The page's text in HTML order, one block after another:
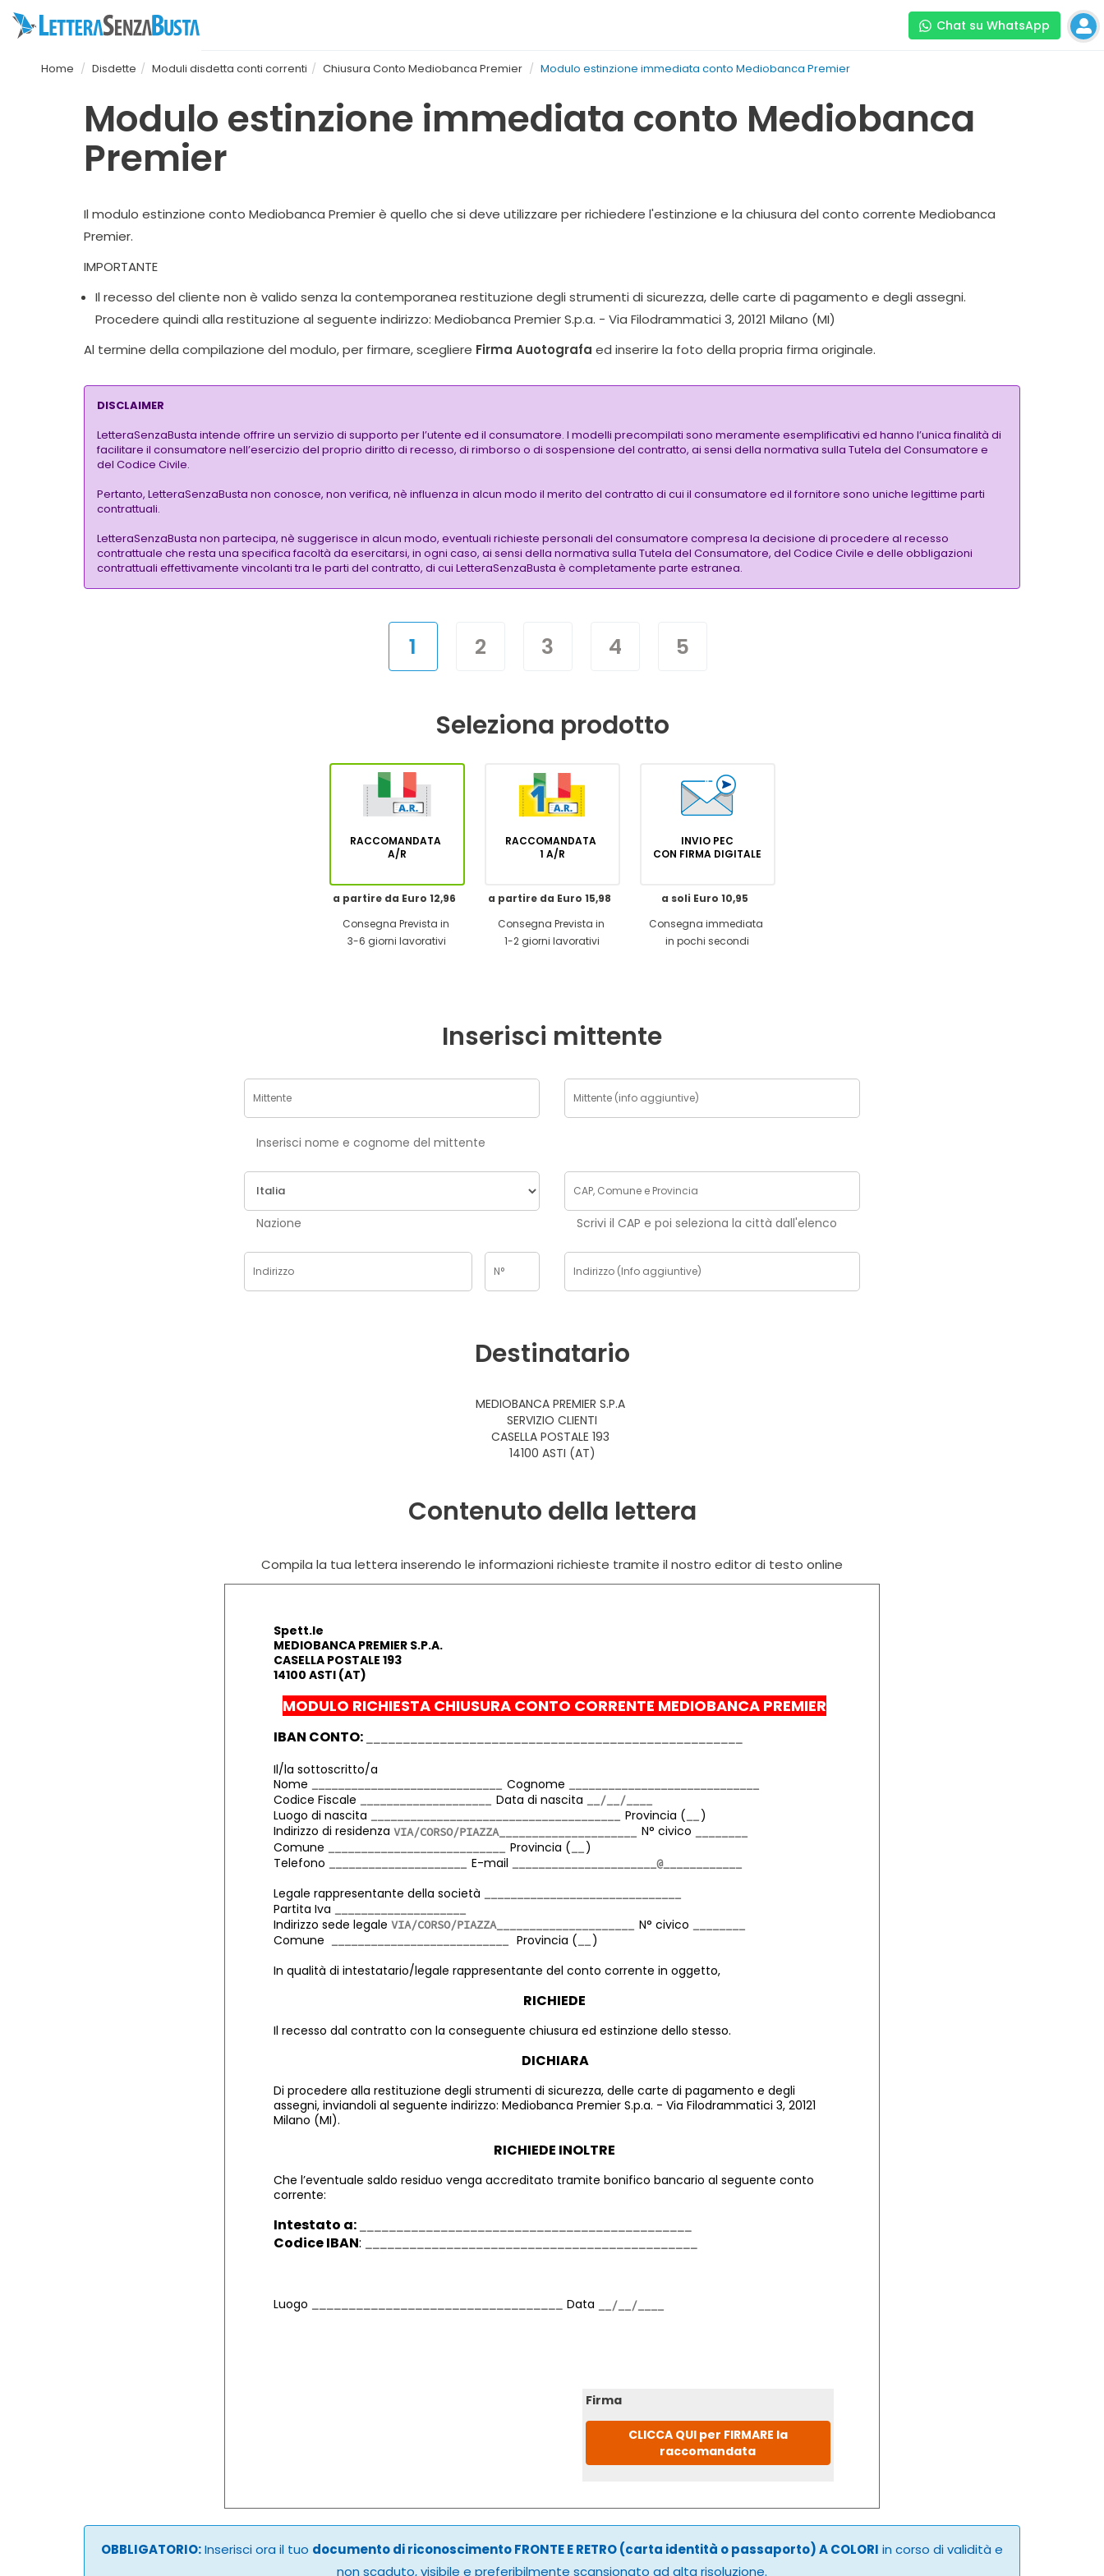
Chat su WhatsApp
Home Disdette Moduli disdetta conti correnti Chiusura Conto Mediobanca Premier Modulo estinzione immediata conto Mediobanca Premier
Modulo estinzione immediata conto Mediobanca
Premier
Il modulo estinzione conto Mediobanca Premier è quello che si deve utilizzare per richiedere l'estinzione e la chiusura del conto corrente Mediobanca
Premier.
IMPORTANTE
Il recesso del cliente non è valido senza la contemporanea restituzione degli strumenti di sicurezza, delle carte di pagamento e degli assegni.
Procedere quindi alla restituzione al seguente indirizzo: Mediobanca Premier S.p.a. - Via Filodrammatici 3, 20121 Milano (MI)
Al termine della compilazione del modulo, per firmare, scegliere Firma Auotografa ed inserire la foto della propria firma originale.
DISCLAIMER
LetteraSenzaBusta intende offrire un servizio di supporto per l’utente ed il consumatore. I modelli precompilati sono meramente esemplificativi ed hanno l’unica finalità di
facilitare il consumatore nell’esercizio del proprio diritto di recesso, di rimborso o di sospensione del contratto, ai sensi della normativa sulla Tutela del Consumatore e
del Codice Civile.
Pertanto, LetteraSenzaBusta non conosce, non verifica, nè influenza in alcun modo il merito del contratto di cui il consumatore ed il fornitore sono uniche legittime parti
contrattuali.
LetteraSenzaBusta non partecipa, nè suggerisce in alcun modo, eventuali richieste personali del consumatore compresa la decisione di procedere al recesso
contrattuale che resta una specifica facoltà da esercitarsi, in ogni caso, ai sensi della normativa sulla Tutela del Consumatore, del Codice Civile e delle obbligazioni
contrattuali effettivamente vincolanti tra le parti del contratto, di cui LetteraSenzaBusta è completamente parte estranea.
1 2 3 4 5
Seleziona prodotto
RACCOMANDATA
A/R
a partire da Euro 12,96
Consegna Prevista in
3-6 giorni lavorativi
RACCOMANDATA
1 A/R
a partire da Euro 15,98
Consegna Prevista in
1-2 giorni lavorativi
INVIO PEC
CON FIRMA DIGITALE
a soli Euro 10,95
Consegna immediata
in pochi secondi
Inserisci mittente
Inserisci nome e cognome del mittente
Nazione Scrivi il CAP e poi seleziona la città dall'elenco
Destinatario
MEDIOBANCA PREMIER S.P.A
SERVIZIO CLIENTI
CASELLA POSTALE 193
14100 ASTI (AT)
Contenuto della lettera
Compila la tua lettera inserendo le informazioni richieste tramite il nostro editor di testo online
Spett.le
MEDIOBANCA PREMIER S.P.A.
CASELLA POSTALE 193
14100 ASTI (AT)
MODULO RICHIESTA CHIUSURA CONTO CORRENTE MEDIOBANCA PREMIER
IBAN CONTO:
Il/la sottoscritto/a
Nome
Cognome
Codice Fiscale
Data di nascita
Luogo di nascita
Provincia (
)
Indirizzo di residenza
N° civico
Comune
Provincia (
)
Telefono
E-mail
Legale rappresentante della società
Partita Iva
Indirizzo sede legale
N° civico
Comune
Provincia (
)
In qualità di intestatario/legale rappresentante del conto corrente in oggetto,
RICHIEDE
Il recesso dal contratto con la conseguente chiusura ed estinzione dello stesso.
DICHIARA
Di procedere alla restituzione degli strumenti di sicurezza, delle carte di pagamento e degli
assegni, inviandoli al seguente indirizzo: Mediobanca Premier S.p.a. - Via Filodrammatici 3, 20121
Milano (MI).
RICHIEDE INOLTRE
Che l’eventuale saldo residuo venga accreditato tramite bonifico bancario al seguente conto
corrente:
Intestato a:
Codice IBAN:
Luogo Data
Firma
CLICCA QUI per FIRMARE la
raccomandata
OBBLIGATORIO:Inserisci ora il tuo documento di riconoscimento FRONTE E RETRO (carta identità o passaporto) A COLORI in corso di validità e
non scaduto, visibile e preferibilmente scansionato ad alta risoluzione.